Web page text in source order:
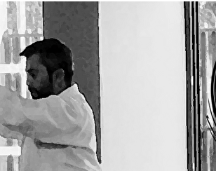
Exporter les lignes sélectionnées
Exporter toutes les colonnes
Exporter uniquement les colonnes affichées
Menu
<
Actualités
Actualités - Archives
Le Calendrier Aikido Montagne Noire
Agenda